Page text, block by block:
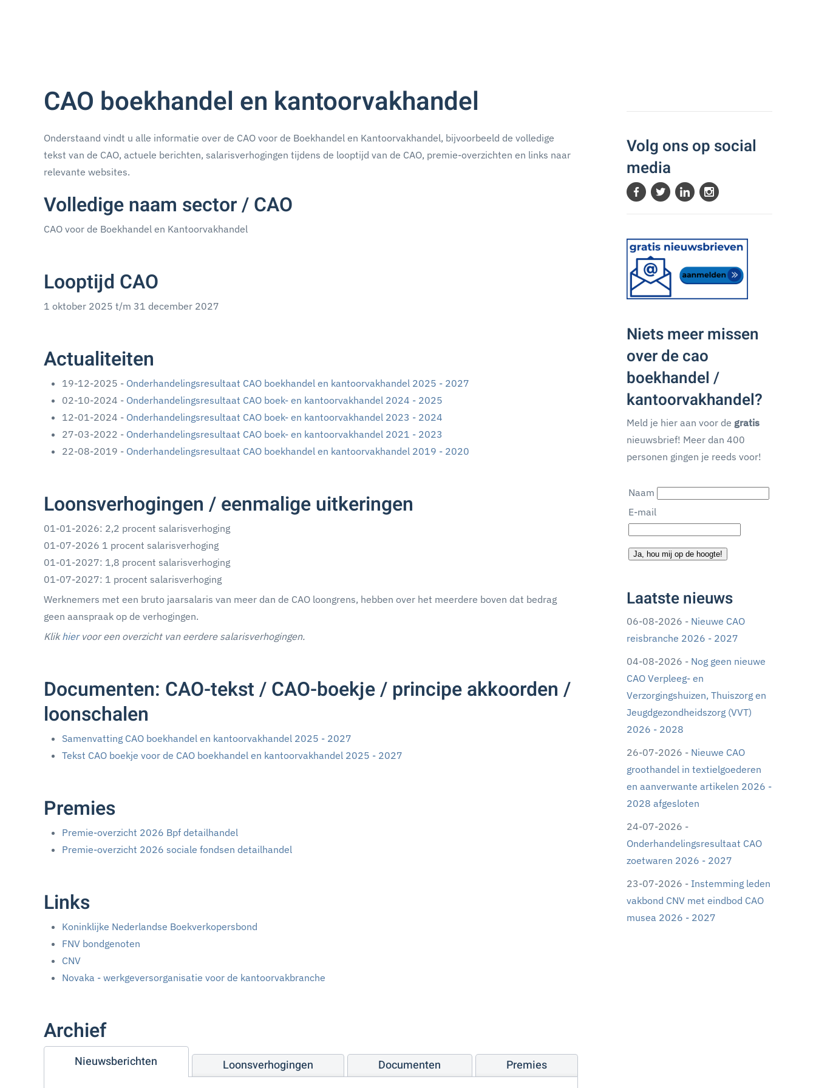
CAO boekhandel en kantoorvakhandel
Onderstaand vindt u alle informatie over de CAO voor de Boekhandel en Kantoorvakhandel, bijvoorbeeld de volledige
tekst van de CAO, actuele berichten, salarisverhogingen tijdens de looptijd van de CAO, premie-overzichten en links naar
relevante websites.
Volledige naam sector / CAO
CAO voor de Boekhandel en Kantoorvakhandel
Looptijd CAO
1 oktober 2025 t/m 31 december 2027
Actualiteiten
19-12-2025 - Onderhandelingsresultaat CAO boekhandel en kantoorvakhandel 2025 - 2027
02-10-2024 - Onderhandelingsresultaat CAO boek- en kantoorvakhandel 2024 - 2025
12-01-2024 - Onderhandelingsresultaat CAO boek- en kantoorvakhandel 2023 - 2024
27-03-2022 - Onderhandelingsresultaat CAO boek- en kantoorvakhandel 2021 - 2023
22-08-2019 - Onderhandelingsresultaat CAO boekhandel en kantoorvakhandel 2019 - 2020
Loonsverhogingen / eenmalige uitkeringen
01-01-2026: 2,2 procent salarisverhoging
01-07-2026 1 procent salarisverhoging
01-01-2027: 1,8 procent salarisverhoging
01-07-2027: 1 procent salarisverhoging
Werknemers met een bruto jaarsalaris van meer dan de CAO loongrens, hebben over het meerdere boven dat bedrag
geen aanspraak op de verhogingen.
Klikhiervoor een overzicht van eerdere salarisverhogingen.
Documenten: CAO-tekst / CAO-boekje / principe akkoorden /
loonschalen
Samenvatting CAO boekhandel en kantoorvakhandel 2025 - 2027
Tekst CAO boekje voor de CAO boekhandel en kantoorvakhandel 2025 - 2027
Premies
Premie-overzicht 2026 Bpf detailhandel
Premie-overzicht 2026 sociale fondsen detailhandel
Links
Koninklijke Nederlandse Boekverkopersbond
FNV bondgenoten
CNV
Novaka - werkgeversorganisatie voor de kantoorvakbranche
Archief
Nieuwsberichten Loonsverhogingen Documenten Premies
Volg ons op social
media
Niets meer missen
over de cao
boekhandel /
kantoorvakhandel?
Meld je hier aan voor de gratis
nieuwsbrief! Meer dan 400
personen gingen je reeds voor!
Naam
E-mail
Ja, hou mij op de hoogte!
Laatste nieuws
06-08-2026 - Nieuwe CAO
reisbranche 2026 - 2027
04-08-2026 - Nog geen nieuwe
CAO Verpleeg- en
Verzorgingshuizen, Thuiszorg en
Jeugdgezondheidszorg (VVT)
2026 - 2028
26-07-2026 - Nieuwe CAO
groothandel in textielgoederen
en aanverwante artikelen 2026 -
2028 afgesloten
24-07-2026 -
Onderhandelingsresultaat CAO
zoetwaren 2026 - 2027
23-07-2026 - Instemming leden
vakbond CNV met eindbod CAO
musea 2026 - 2027